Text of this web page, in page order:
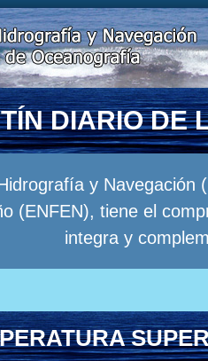
DIARIO DE
y Navegación
(ENFEN), tiene el
integra y